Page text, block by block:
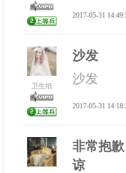
2017-05-31
卫生纸
沙发
沙发
2017-05-31
非常抱
谅